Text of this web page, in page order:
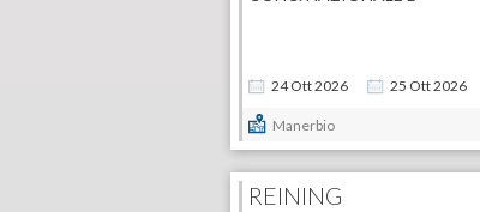
24Ott2026 25 Ott2026
Manerbio
REINING